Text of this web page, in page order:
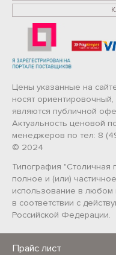
Прайс лист
Цены указанные на
носят
являются публичной
Актуальность ценовой
менеджеров по тел: 8
© 2024
Типография "Столичная
полное и (или)
использование в
в соответствии с
Российской Федерации.